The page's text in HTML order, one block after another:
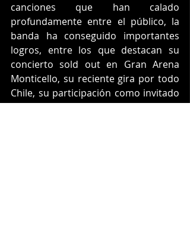
canciones que han calado
profundamente entre el público, la
banda ha conseguido importantes
logros, entre los que destacan su
concierto sold out en Gran Arena
Monticello, su reciente gira por todo
Chile, su participación como invitado
especial de artistas de la talla de